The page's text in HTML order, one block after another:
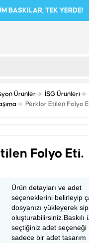
BASKILAR, TEK YERDE!
Ürünler İSG Ürünleri
Perklor Etilen Folyo
Folyo Eti.
Ürün detayları ve adet
seçeneklerini belirleyip
dosyanızı yükleyerek
oluşturabilirsiniz.Baskılı
seçtiğiniz adet seçeneği
sadece bir adet tasarım